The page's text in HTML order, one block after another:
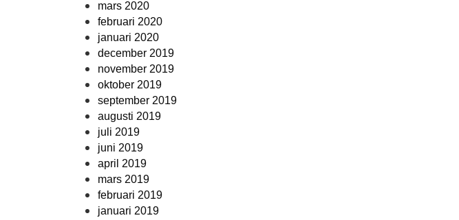
mars 2020
februari 2020
januari 2020
december 2019
november 2019
oktober 2019
september 2019
augusti 2019
juli 2019
juni 2019
april 2019
mars 2019
februari 2019
januari 2019